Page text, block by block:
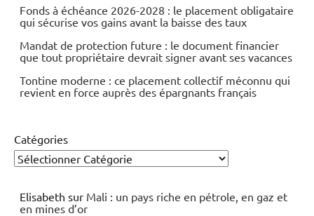
Fonds à échéance 2026-2028 : le placement obligataire
qui sécurise vos gains avant la baisse des taux
Mandat de protection future : le document financier
que tout propriétaire devrait signer avant ses vacances
Tontine moderne : ce placement collectif méconnu qui
revient en force auprès des épargnants français
Catégories
Elisabeth sur Mali : un pays riche en pétrole, en gaz et
en mines d’or